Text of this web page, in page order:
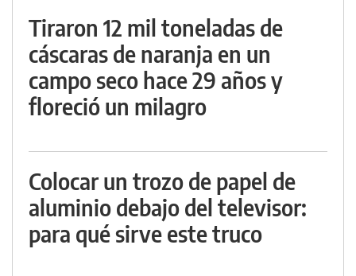
Tiraron 12 mil toneladas de
cáscaras de naranja en un
campo seco hace 29 años y
floreció un milagro
Colocar un trozo de papel de
aluminio debajo del televisor:
para qué sirve este truco